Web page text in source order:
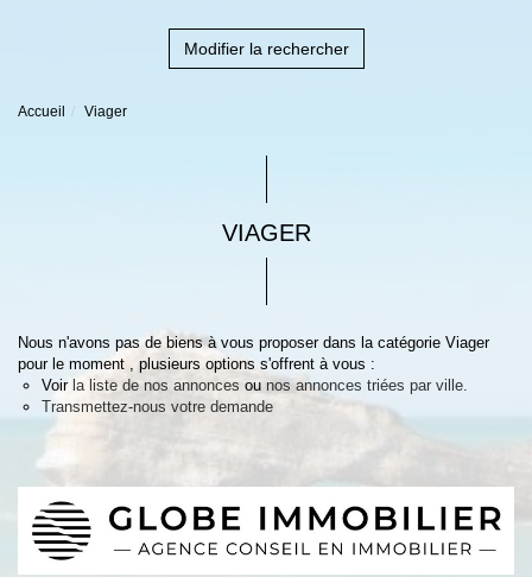
Modifier la rechercher
Accueil Viager
VIAGER
Nous n'avons pas de biens à vous proposer dans la catégorie Viager
pour le moment , plusieurs options s'offrent à vous :
Voir la liste de nos annonces ou nos annonces triées par ville.
Transmettez-nous votre demande